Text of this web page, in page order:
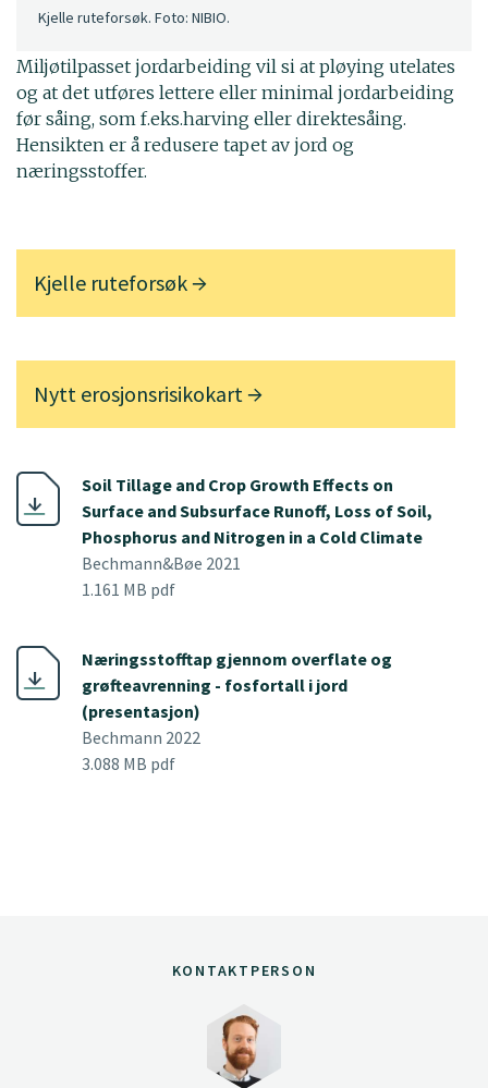
Kjelle ruteforsøk. Foto: NIBIO.
Miljøtilpasset jordarbeiding vil si at pløying utelates
og at det utføres lettere eller minimal jordarbeiding
før såing, som f.eks.harving eller direktesåing.
Hensikten er å redusere tapet av jord og
næringsstoffer.
Kjelle ruteforsøk
Nytt erosjonsrisikokart
Soil Tillage and Crop Growth Effects on
Surface and Subsurface Runoff, Loss of Soil,
Phosphorus and Nitrogen in a Cold Climate
Bechmann&Bøe 2021
1.161 MB pdf
Næringsstofftap gjennom overflate og
grøfteavrenning - fosfortall i jord
(presentasjon)
Bechmann 2022
3.088 MB pdf
KONTAKTPERSON